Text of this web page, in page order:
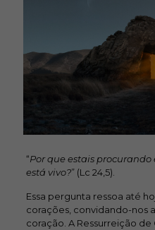
“Por que estais
está vivo?” (Lc 24,5).
Essa pergunta ressoa até
corações, convidando-nos
coração. A Ressurreição